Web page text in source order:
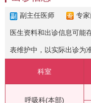
副主任医师 专
医生资料和出诊信息可能
表维护中，以实际出诊为
科室
呼吸科(本部)